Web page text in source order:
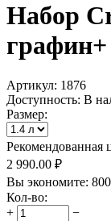
Набор
графин+
Артикул: 1876
Доступность: В
Размер:
Рекомендованная
2 990.00 ₽
Вы экономите:
Кол-во:
+
−